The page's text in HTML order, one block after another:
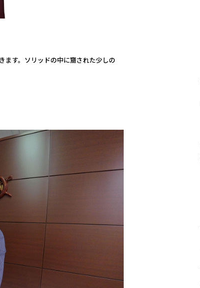
ます。ソリッドの中に齎された少しの